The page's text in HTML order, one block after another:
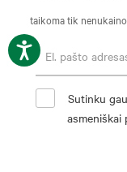
taikoma tik
Sutinku
asmeniškai